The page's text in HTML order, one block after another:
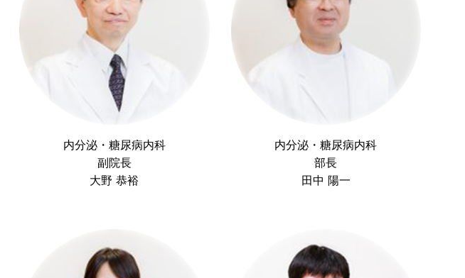
内分泌・糖尿病内科
副院長
大野 恭裕
内分泌・糖尿病内科
部長
田中 陽一